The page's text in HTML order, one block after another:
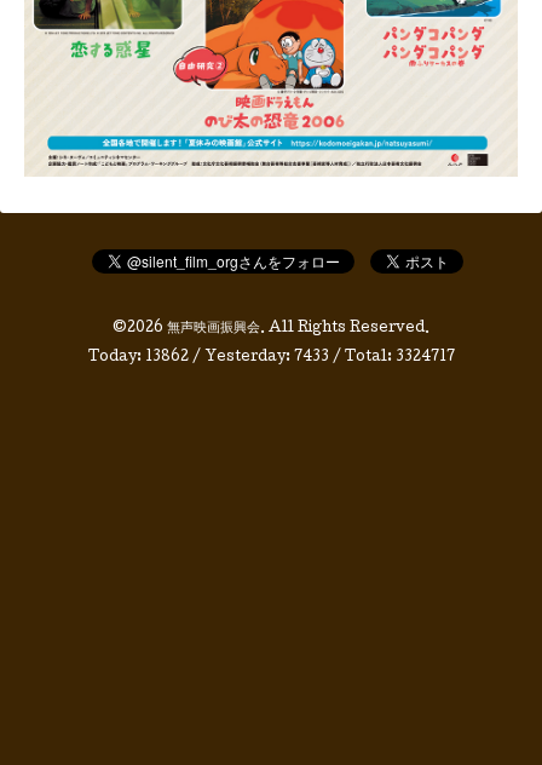
©2026 無声映画振興会. All Rights Reserved.
Today: 13862/ Yesterday: 7433 / Total: 3324717